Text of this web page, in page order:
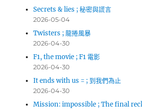
Secrets & lies ; 秘密與謊言
2026-05-04
Twisters ; 龍捲風暴
2026-04-30
F1, the movie ; F1 電影
2026-04-30
It ends with us = ; 到我們為止
2026-04-30
Mission: impossible ; The final